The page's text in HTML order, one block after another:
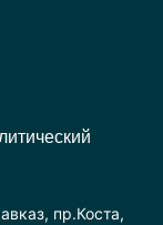
пр.Коста,